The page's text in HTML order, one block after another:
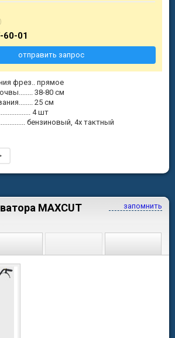
фрез.. прямое
38-80 см
25 см
4 шт
бензиновый, 4х тактный
60-01
отправить запрос
запомнить
MAXCUT